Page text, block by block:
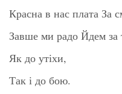
Красна в нас плата За
Завше ми радо Йдем за
Як до утіхи,
Так і до бою.